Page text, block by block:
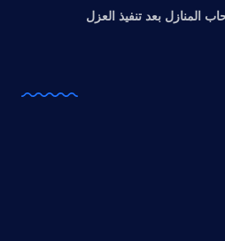
المنازل بعد تنفيذ العزل